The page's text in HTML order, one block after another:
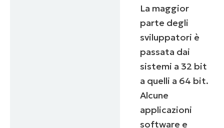
La maggior
parte degli
sviluppatori è
passata dai
sistemi a 32 bit
a quelli a 64 bit.
Alcune
applicazioni
software e